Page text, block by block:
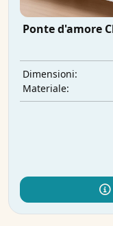
Ponte d'amore
Dimensioni:
Materiale: